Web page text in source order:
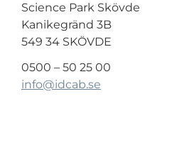
Science Park Skövde
Kanikegränd 3B
549 34 SKÖVDE
0500 – 50 25 00
info@idcab.se